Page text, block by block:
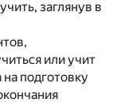
заглянув в
или учит
подготовку